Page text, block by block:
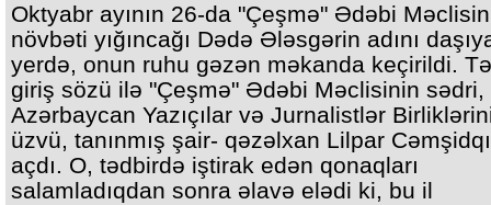
Oktyabr ayının 26-da "Çeşmə" Ədəbi
növbəti yığıncağı Dədə Ələsgərin adını
yerdə, onun ruhu gəzən məkanda keçirildi.
giriş sözü ilə "Çeşmə" Ədəbi Məclisinin sədri,
Azərbaycan Yazıçılar və Jurnalistlər
üzvü, tanınmış şair- qəzəlxan Lilpar
açdı. O, tədbirdə iştirak edən qonaqları
salamladıqdan sonra əlavə elədi ki, bu il